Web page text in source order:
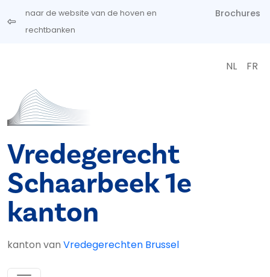
Overslaan en naar de inhoud gaan
naar de website van de hoven en
rechtbanken
Brochures
NL FR
Vredegerecht
Schaarbeek 1e
kanton
kanton van Vredegerechten Brussel